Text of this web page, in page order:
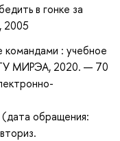
в гонке за
2005
командами : учебное
МИРЭА, 2020. — 70
обращения: